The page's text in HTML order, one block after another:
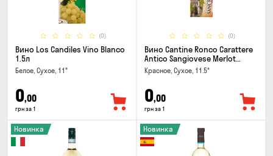
(0)
Вино Los Candiles Vino Blanco
1.5л
Белое, Сухое, 11°
0,00
грн за 1
(0)
Вино Cantine Ronco Carattere
Antico Sangiovese Merlot
Rubicone IGT 0.25л
Красное, Сухое, 11.5°
0,00
грн за 1
Новинка Новинка